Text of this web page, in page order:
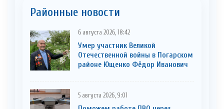
Районные новости
6 августа 2026, 18:42
Умер участник Великой
Отечественной войны в Погарском
районе Ющенко Фёдор Иванович
5 августа 2026, 9:01